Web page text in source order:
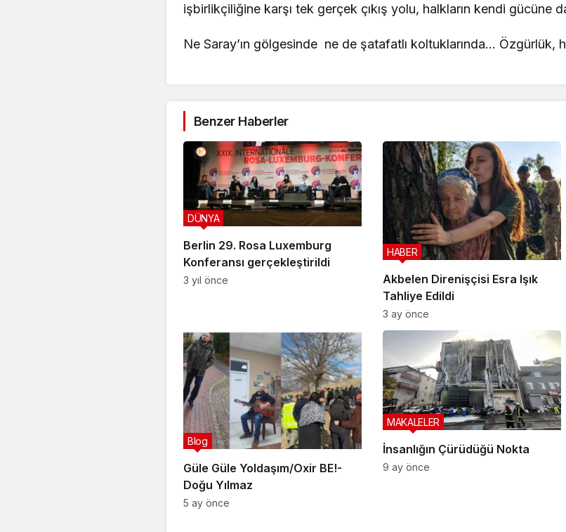
işbirlikçiliğine karşı tek gerçek çıkış yolu, halkların kendi gücüne
Ne Saray’ın gölgesinde ne de şatafatlı koltuklarında… Özgürlük,
Benzer Haberler
Berlin 29. Rosa Luxemburg
Konferansı gerçekleştirildi
DÜNYA
3 yıl önce
Akbelen Direnişçisi Esra Işık
Tahliye Edildi
HABER
3 ay önce
Güle Güle Yoldaşım/Oxir BE!-
Doğu Yılmaz
Blog
5 ay önce
İnsanlığın Çürüdüğü Nokta
MAKALELER
9 ay önce